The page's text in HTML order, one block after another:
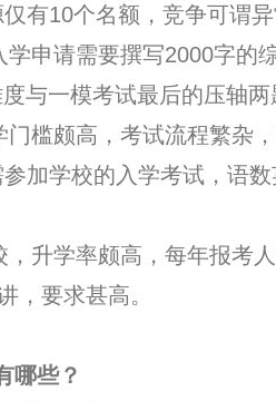
有10个名额，竞争可谓异
申请需要撰写2000字的
与一模考试最后的压轴两
槛颇高，考试流程繁杂
加学校的入学考试，语
升学率颇高，每年报考
，要求甚高。
哪些？